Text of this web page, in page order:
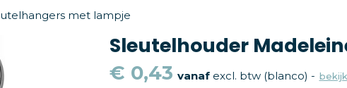
met lampje
Sleutelhouder
€ 0,43 vanafexcl. btw (blanco) -